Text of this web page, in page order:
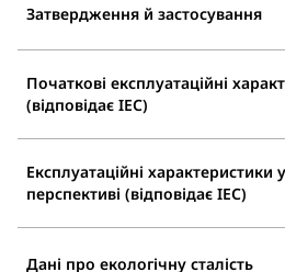
Затвердження й застосування
Початкові експлуатаційні
(відповідає IEC)
Експлуатаційні характеристики
перспективі (відповідає IEC)
Дані про екологічну сталість